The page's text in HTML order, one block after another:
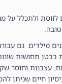
לווסת ולתכלל על
מילדים. גם
תחושות שונות
עצבנות וחוסר
חיים שניתן